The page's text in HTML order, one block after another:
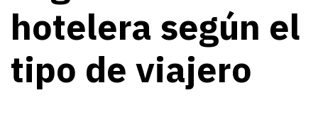
hotelera según el
tipo de viajero